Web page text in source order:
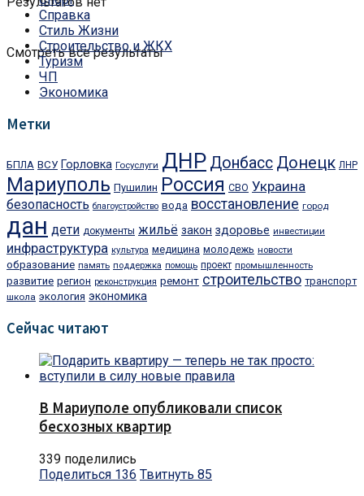
Смотреть все результаты
Справка
Стиль Жизни
Строительство и ЖКХ
Туризм
ЧП
Экономика
Метки
БПЛА ВСУ Горловка Госуслуги ДНР Донбасс Донецк ЛНР
Мариуполь Пушилин Россия СВО Украина
безопасность благоустройство вода восстановление город
дан дети документы жильё закон здоровье инвестиции
инфраструктура культура медицина молодежь новости
образование память поддержка помощь проект промышленность
развитие регион реконструкция ремонт строительство транспорт
школа экология экономика
Сейчас читают
В Мариуполе опубликовали список
бесхозных квартир
339 поделились
Поделиться 136 Твитнуть 85